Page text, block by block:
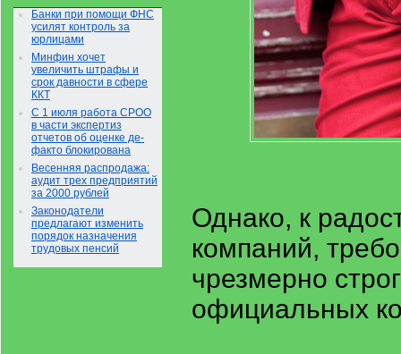
Банки при помощи ФНС
усилят контроль за
юрлицами
Минфин хочет
увеличить штрафы и
срок давности в сфере
ККТ
С 1 июля работа СРОО
в части экспертиз
отчетов об оценке де-
факто блокирована
Весенняя распродажа:
аудит трех предприятий
за 2000 рублей
Законодатели
предлагают изменить
порядок назначения
трудовых пенсий
Однако, к
компаний,
чрезмерно
официальных